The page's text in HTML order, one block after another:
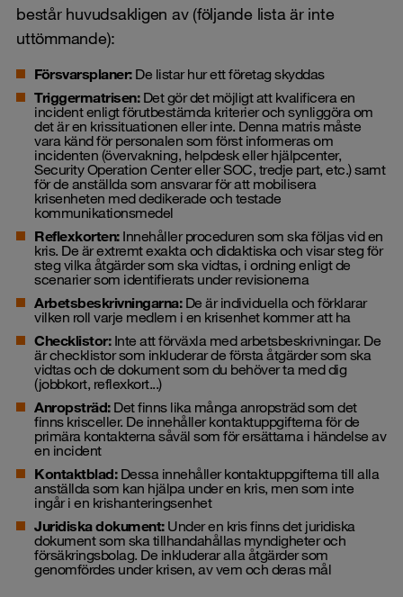
består huvudsakligen av (följande lista är inte
uttömmande):
Försvarsplaner:De listar hur ett företag skyddas
Triggermatrisen: Det gör det möjligt att kvalificera en
incident enligt förutbestämda kriterier och synliggöra om
det är en krissituationen eller inte. Denna matris måste
vara känd för personalen som först informeras om
incidenten (övervakning, helpdesk eller hjälpcenter,
Security Operation Center eller SOC, tredje part, etc.) samt
för de anställda som ansvarar för att mobilisera
krisenheten med dedikerade och testade
kommunikationsmedel
Reflexkorten:Innehåller proceduren som ska följas vid en
kris. De är extremt exakta och didaktiska och visar steg för
steg vilka åtgärder som ska vidtas, i ordning enligt de
scenarier som identifierats under revisionerna
Arbetsbeskrivningarna: De är individuella och förklarar
vilken roll varje medlem i en krisenhet kommer att ha
Checklistor:Inte att förväxla med arbetsbeskrivningar. De
är checklistor som inkluderar de första åtgärder som ska
vidtas och de dokument som du behöver ta med dig
(jobbkort, reflexkort...)
Anropsträd: Det finns lika många anropsträd som det
finns krisceller. De innehåller kontaktuppgifterna för de
primära kontakterna såväl som för ersättarna i händelse av
en incident
Kontaktblad: Dessa innehåller kontaktuppgifterna till alla
anställda som kan hjälpa under en kris, men som inte
ingår i en krishanteringsenhet
Juridiska dokument: Under en kris finns det juridiska
dokument som ska tillhandahållas myndigheter och
försäkringsbolag. De inkluderar alla åtgärder som
genomfördes under krisen, av vem och deras mål